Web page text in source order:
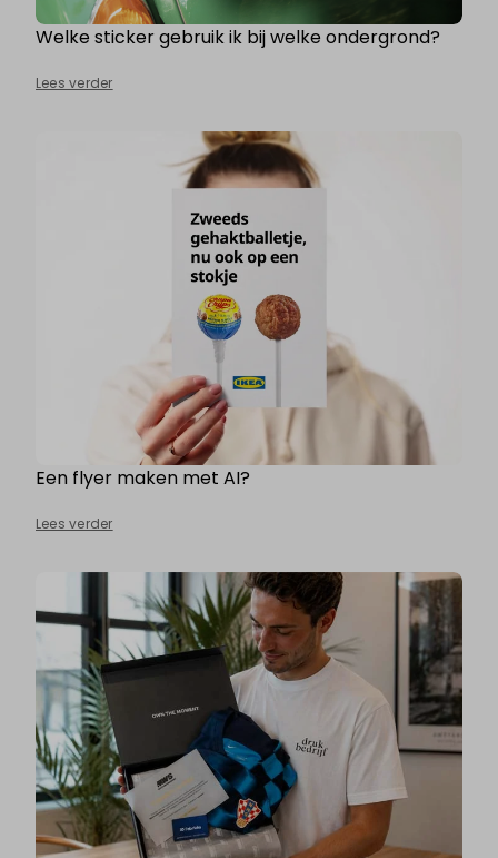
Welke sticker gebruik ik bij welke ondergrond?
Lees verder
Een flyer maken met AI?
Lees verder